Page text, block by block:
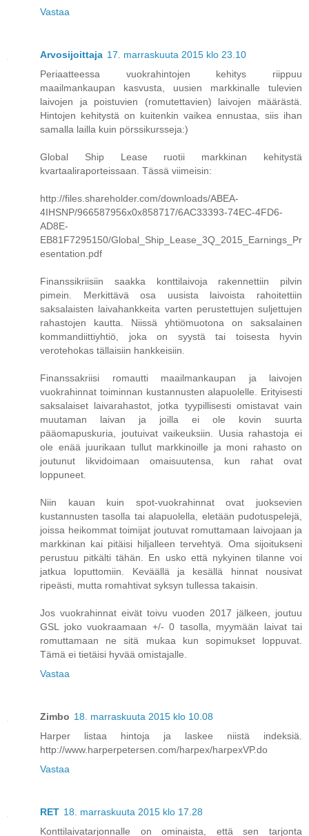
Vastaa
Arvosijoittaja 17. marraskuuta 2015 klo 23.10
Periaatteessa vuokrahintojen kehitys riippuu
maailmankaupan kasvusta, uusien markkinalle tulevien
laivojen ja poistuvien (romutettavien) laivojen määrästä.
Hintojen kehitystä on kuitenkin vaikea ennustaa, siis ihan
samalla lailla kuin pörssikursseja:)
Global Ship Lease ruotii markkinan kehitystä
kvartaaliraporteissaan. Tässä viimeisin:
http://files.shareholder.com/downloads/ABEA-
4IHSNP/966587956x0x858717/6AC33393-74EC-4FD6-
AD8E-
EB81F7295150/Global_Ship_Lease_3Q_2015_Earnings_Pr
esentation.pdf
Finanssikriisiin saakka konttilaivoja rakennettiin pilvin
pimein. Merkittävä osa uusista laivoista rahoitettiin
saksalaisten laivahankkeita varten perustettujen suljettujen
rahastojen kautta. Niissä yhtiömuotona on saksalainen
kommandiittiyhtiö, joka on syystä tai toisesta hyvin
verotehokas tällaisiin hankkeisiin.
Finanssakriisi romautti maailmankaupan ja laivojen
vuokrahinnat toiminnan kustannusten alapuolelle. Erityisesti
saksalaiset laivarahastot, jotka tyypillisesti omistavat vain
muutaman laivan ja joilla ei ole kovin suurta
pääomapuskuria, joutuivat vaikeuksiin. Uusia rahastoja ei
ole enää juurikaan tullut markkinoille ja moni rahasto on
joutunut likvidoimaan omaisuutensa, kun rahat ovat
loppuneet.
Niin kauan kuin spot-vuokrahinnat ovat juoksevien
kustannusten tasolla tai alapuolella, eletään pudotuspelejä,
joissa heikommat toimijat joutuvat romuttamaan laivojaan ja
markkinan kai pitäisi hiljalleen tervehtyä. Oma sijoitukseni
perustuu pitkälti tähän. En usko että nykyinen tilanne voi
jatkua loputtomiin. Keväällä ja kesällä hinnat nousivat
ripeästi, mutta romahtivat syksyn tullessa takaisin.
Jos vuokrahinnat eivät toivu vuoden 2017 jälkeen, joutuu
GSL joko vuokraamaan +/- 0 tasolla, myymään laivat tai
romuttamaan ne sitä mukaa kun sopimukset loppuvat.
Tämä ei tietäisi hyvää omistajalle.
Vastaa
Zimbo 18. marraskuuta 2015 klo 10.08
Harper listaa hintoja ja laskee niistä indeksiä.
http://www.harperpetersen.com/harpex/harpexVP.do
Vastaa
RET 18. marraskuuta 2015 klo 17.28
Konttilaivatarjonnalle on ominaista, että sen tarjonta